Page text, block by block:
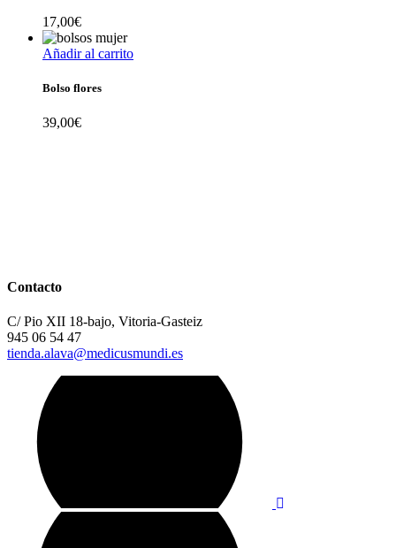
17,00€
Añadir al carrito
Bolso flores
39,00€
Contacto
C/ Pio XII 18-bajo, Vitoria-Gasteiz
945 06 54 47
tienda.alava@medicusmundi.es